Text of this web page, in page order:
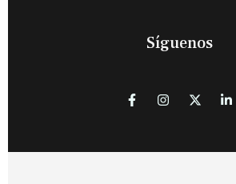
Síguenos